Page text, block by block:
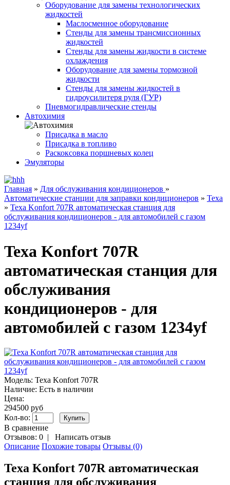
Оборудование для замены технологических
жидкостей
Маслосменное оборудование
Стенды для замены трансмиссионных
жидкостей
Стенды для замены жидкости в системе
охлаждения
Оборудование для замены тормозной
жидкости
Стенды для замены жидкостей в
гидроусилитеря руля (ГУР)
Пневмогидравлические стенды
Автохимия
Присадка в масло
Присадка в топливо
Раскоксовка поршневых колец
Эмуляторы
Главная » Для обслуживания кондиционеров »
Автоматические станции для заправки кондиционеров » Texa
» Texa Konfort 707R автоматическая станция для
обслуживания кондиционеров - для автомобилей с газом
1234yf
Texa Konfort 707R
автоматическая станция для
обслуживания
кондиционеров - для
автомобилей с газом 1234yf
Модель: Texa Konfort 707R
Наличие: Есть в наличии
Цена:
294500 руб
Кол-во:
В сравнение
Отзывов: 0 | Написать отзыв
Описание Похожие товары Отзывы (0)
Texa Konfort 707R автоматическая
станция для обслуживания